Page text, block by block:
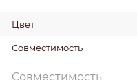
Цвет
Совместимость
Совместимость